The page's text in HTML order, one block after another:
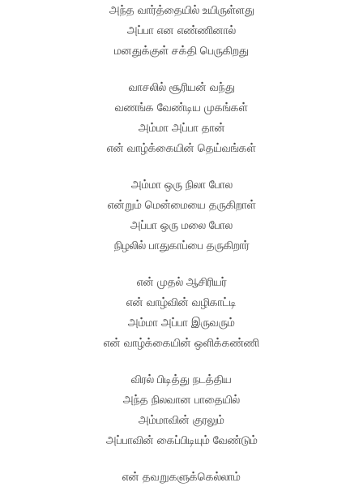
அந்த வார்த்தையில் உயிருள்ளது
அப்பா என எண்ணினால்
மனதுக்குள் சக்தி பெருகிறது
வாசலில் சூரியன் வந்து
வணங்க வேண்டிய முகங்கள்
அம்மா அப்பா தான்
என் வாழ்க்கையின் தெய்வங்கள்
அம்மா ஒரு நிலா போல
என்றும் மென்மையை தருகிறாள்
அப்பா ஒரு மலை போல
நிழலில் பாதுகாப்பை தருகிறார்
என் முதல் ஆசிரியர்
என் வாழ்வின் வழிகாட்டி
அம்மா அப்பா இருவரும்
என் வாழ்க்கையின் ஒளிக்கண்ணி
விரல் பிடித்து நடத்திய
அந்த நிலவான பாதையில்
அம்மாவின் குரலும்
அப்பாவின் கைப்பிடியும் வேண்டும்
என் தவறுகளுக்கெல்லாம்